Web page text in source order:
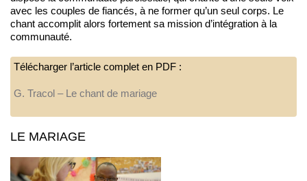
avec les couples de fiancés, à ne former qu’un seul corps. Le
chant accomplit alors fortement sa mission d’intégration à la
communauté.
Télécharger l’article complet en PDF :
G. Tracol – Le chant de mariage
LE MARIAGE